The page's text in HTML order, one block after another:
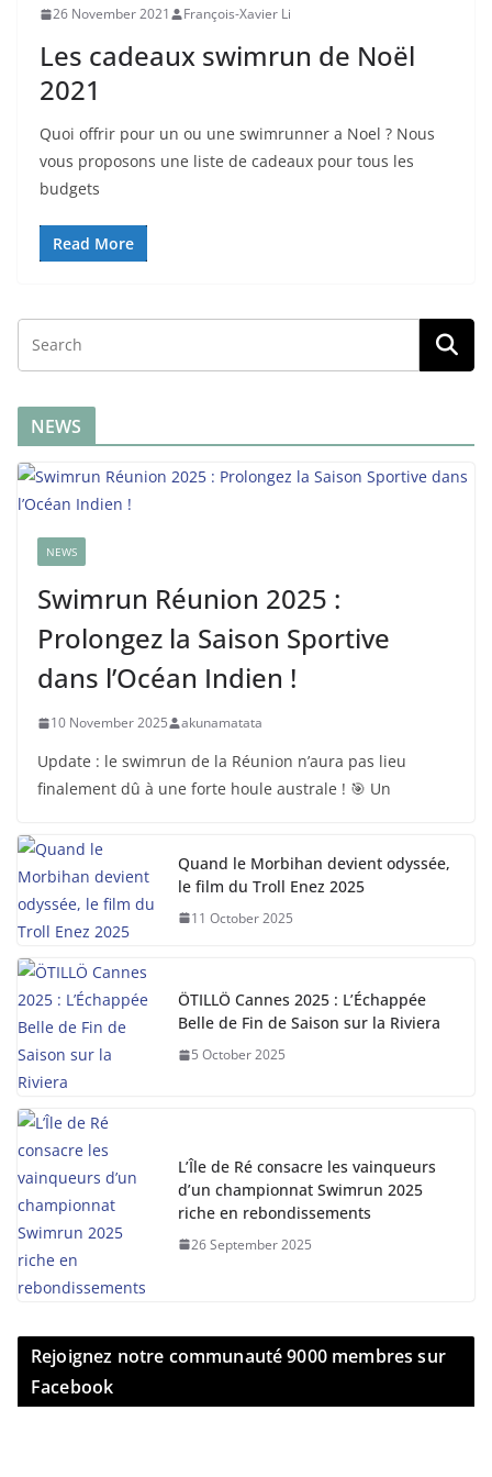
26 November 2021 François-Xavier Li
Les cadeaux swimrun de Noël
2021
Quoi offrir pour un ou une swimrunner a Noel ? Nous
vous proposons une liste de cadeaux pour tous les
budgets
Read More
NEWS
NEWS
Swimrun Réunion 2025 :
Prolongez la Saison Sportive
dans l’Océan Indien !
10 November 2025 akunamatata
Update : le swimrun de la Réunion n’aura pas lieu
finalement dû à une forte houle australe ! 🎯 Un
Quand le Morbihan devient odyssée,
le film du Troll Enez 2025
11 October 2025
ÖTILLÖ Cannes 2025 : L’Échappée
Belle de Fin de Saison sur la Riviera
5 October 2025
L’Île de Ré consacre les vainqueurs
d’un championnat Swimrun 2025
riche en rebondissements
26 September 2025
Rejoignez notre communauté 9000 membres sur
Facebook